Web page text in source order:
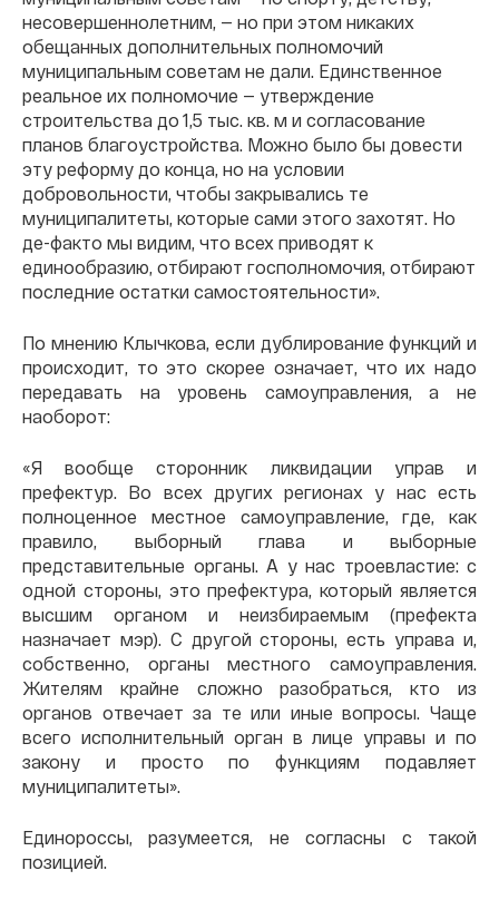
несовершеннолетним, — но при этом никаких
обещанных дополнительных полномочий
муниципальным советам не дали. Единственное
реальное их полномочие — утверждение
строительства до 1,5 тыс. кв. м и согласование
планов благоустройства. Можно было бы довести
эту реформу до конца, но на условии
добровольности, чтобы закрывались те
муниципалитеты, которые сами этого захотят. Но
де-факто мы видим, что всех приводят к
единообразию, отбирают госполномочия, отбирают
последние остатки самостоятельности».
По мнению Клычкова, если дублирование функций и
происходит, то это скорее означает, что их надо
передавать на уровень самоуправления, а не
наоборот:
«Я вообще сторонник ликвидации управ и
префектур. Во всех других регионах у нас есть
полноценное местное самоуправление, где, как
правило, выборный глава и выборные
представительные органы. А у нас троевластие: с
одной стороны, это префектура, который является
высшим органом и неизбираемым (префекта
назначает мэр). С другой стороны, есть управа и,
собственно, органы местного самоуправления.
Жителям крайне сложно разобраться, кто из
органов отвечает за те или иные вопросы. Чаще
всего исполнительный орган в лице управы и по
закону и просто по функциям подавляет
муниципалитеты».
Единороссы, разумеется, не согласны с такой
позицией.